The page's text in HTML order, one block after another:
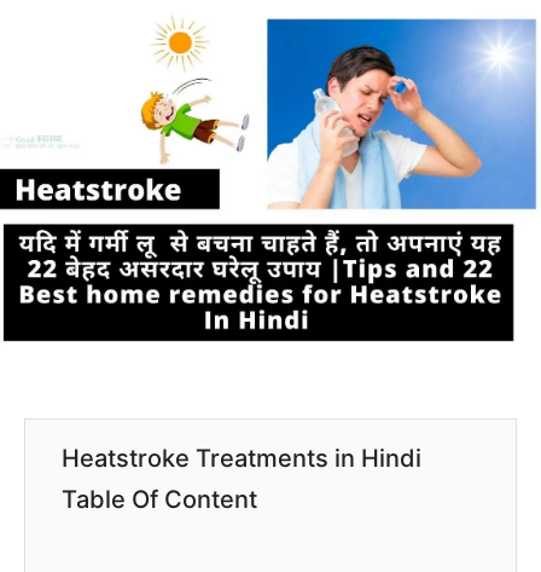
Heatstroke Treatments in Hindi
Table Of Content